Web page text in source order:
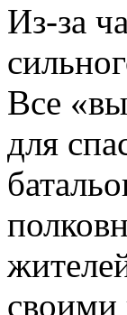
Из-за
Все
для
своими